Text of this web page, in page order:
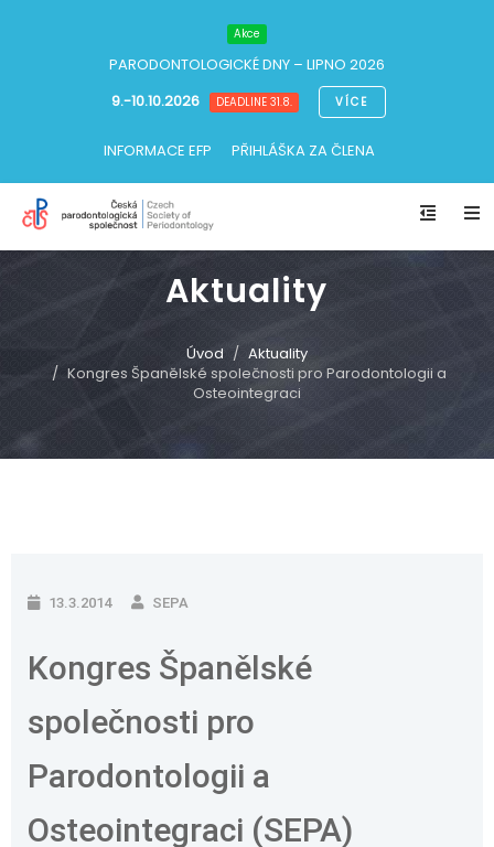
Akce
PARODONTOLOGICKÉ DNY – LIPNO 2026
9.-10.10.2026
DEADLINE 31.8. VÍCE
INFORMACE EFP PŘIHLÁŠKA ZA ČLENA
Aktuality
Úvod
Aktuality
Kongres Španělské společnosti pro Parodontologii a
Osteointegraci
13.3.2014 SEPA
Kongres Španělské
společnosti pro
Parodontologii a
Osteointegraci (SEPA)